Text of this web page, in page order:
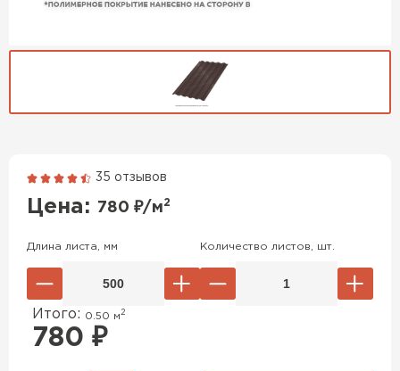
35 отзывов
Цена: 780 ₽/м2
Длина листа, мм Количество листов, шт.
Итого: 0.50 м 2
780 ₽
Гибкая черепица